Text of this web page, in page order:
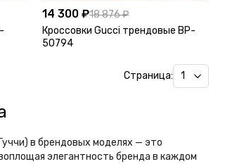
14 300 ₽18 876 ₽
Кроссовки Gucci трендовые BP-
50794
Страница:
в брендовых моделях — это
элегантность бренда в каждом